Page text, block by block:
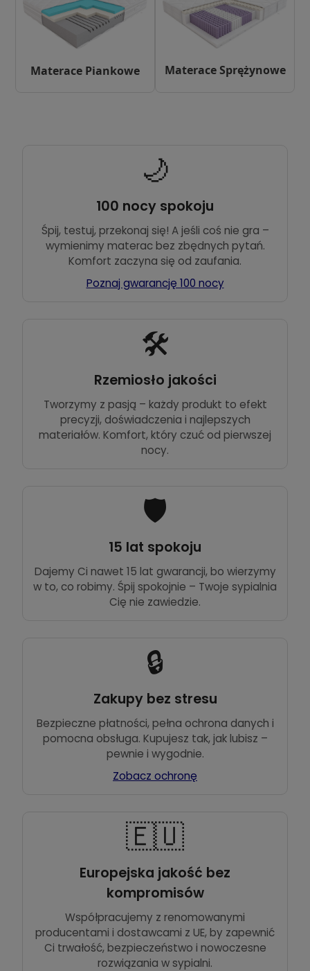
Materace Piankowe Materace Sprężynowe
🌙
100 nocy spokoju
Śpij, testuj, przekonaj się! A jeśli coś nie gra –
wymienimy materac bez zbędnych pytań.
Komfort zaczyna się od zaufania.
Poznaj gwarancję 100 nocy
🛠️
Rzemiosło jakości
Tworzymy z pasją – każdy produkt to efekt
precyzji, doświadczenia i najlepszych
materiałów. Komfort, który czuć od pierwszej
nocy.
🛡️
15 lat spokoju
Dajemy Ci nawet 15 lat gwarancji, bo wierzymy
w to, co robimy. Śpij spokojnie – Twoje sypialnia
Cię nie zawiedzie.
🔒
Zakupy bez stresu
Bezpieczne płatności, pełna ochrona danych i
pomocna obsługa. Kupujesz tak, jak lubisz –
pewnie i wygodnie.
Zobacz ochronę
🇪🇺
Europejska jakość bez
kompromisów
Współpracujemy z renomowanymi
producentami i dostawcami z UE, by zapewnić
Ci trwałość, bezpieczeństwo i nowoczesne
rozwiązania w sypialni.